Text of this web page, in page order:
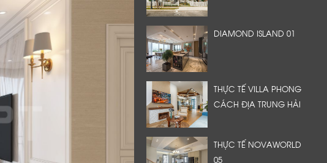
DIAMOND ISLAND 01
THỰC TẾ VILLA PHONG
CÁCH ĐỊA TRUNG HẢI
THỰC TẾ NOVAWORLD
05